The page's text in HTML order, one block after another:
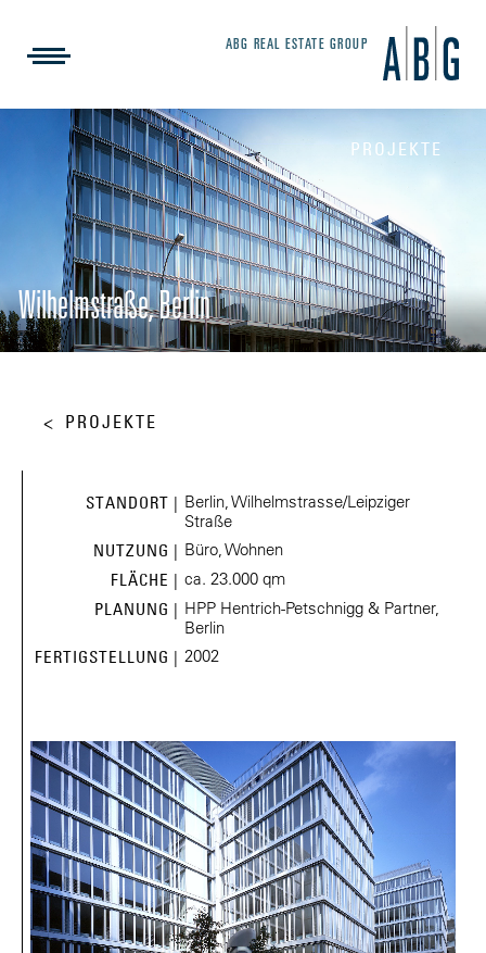
ABG REAL ESTATE GROUP
PROJEKTE
Wilhelmstraße, Berlin
PROJEKTE
STANDORT | Berlin, Wilhelmstrasse/Leipziger
Straße
NUTZUNG | Büro, Wohnen
FLÄCHE | ca. 23.000 qm
PLANUNG | HPP Hentrich-Petschnigg & Partner,
Berlin
FERTIGSTELLUNG | 2002